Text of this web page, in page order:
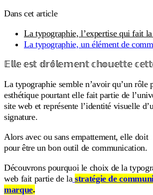
Dans cet article
La typographie, l’expertise qui fait
La typographie, un élément de
𝔼𝕝𝕝𝕖 𝕖𝕤𝕥 𝕕𝕣𝕠̂𝕝𝕖𝕞𝕖𝕟𝕥 𝕔𝕙𝕠𝕦𝕖𝕥𝕥𝕖
La typographie semble n’avoir qu’un rôle
esthétique pourtant elle fait partie de
site web et représente l’identité visuelle
signature.
Alors avec ou sans empattement, elle doit
pour être un bon outil de communication.
Découvrons pourquoi le choix de la
web fait partie de la stratégie de
marque.